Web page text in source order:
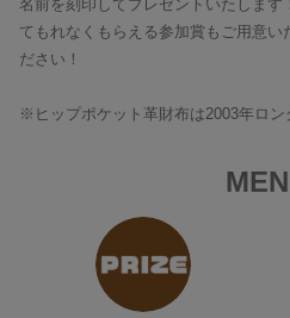
名前を刻印してプレゼントいたします
てもれなくもらえる参加賞もご用意い
ださい！
※ヒップポケット革財布は2003年ロン